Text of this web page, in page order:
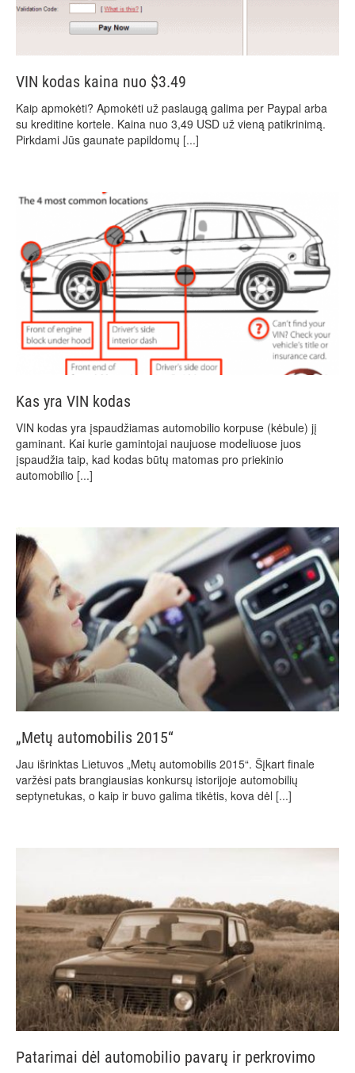
VIN kodas kaina nuo $3.49
Kaip apmokėti? Apmokėti už paslaugą galima per Paypal arba
su kreditine kortele. Kaina nuo 3,49 USD už vieną patikrinimą.
Pirkdami Jūs gaunate papildomų [...]
Kas yra VIN kodas
VIN kodas yra įspaudžiamas automobilio korpuse (kėbule) jį
gaminant. Kai kurie gamintojai naujuose modeliuose juos
įspaudžia taip, kad kodas būtų matomas pro priekinio
automobilio [...]
„Metų automobilis 2015“
Jau išrinktas Lietuvos „Metų automobilis 2015“. Šįkart finale
varžėsi pats brangiausias konkursų istorijoje automobilių
septynetukas, o kaip ir buvo galima tikėtis, kova dėl [...]
Patarimai dėl automobilio pavarų ir perkrovimo